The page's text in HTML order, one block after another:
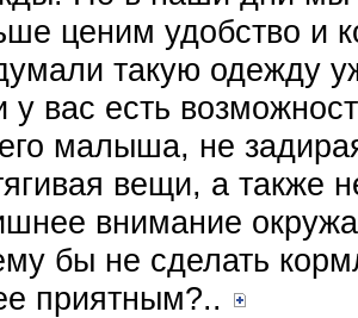
ценим удобство и
такую одежду
у вас есть
малыша, не
вещи, а также
внимание
бы не сделать
приятным?..